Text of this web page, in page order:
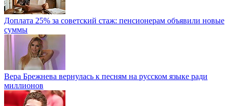
Доплата 25% за советский стаж: пенсионерам объявили новые
суммы
Вера Брежнева вернулась к песням на русском языке ради
миллионов